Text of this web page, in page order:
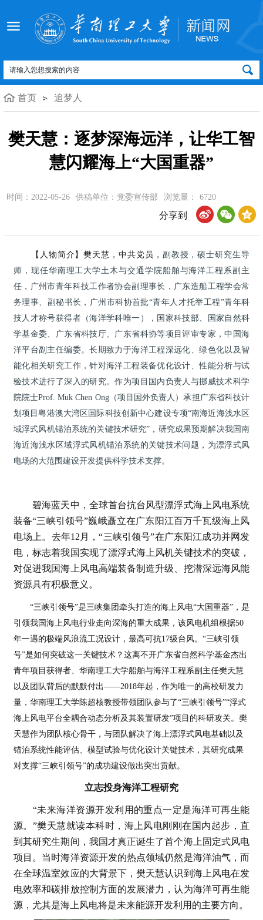
首页 追梦人
樊天慧：逐梦深海远洋，让华工智
慧闪耀海上“大国重器”
时间：2022-05-26 供稿单位：党委宣传部 浏览量： 6720
分享到
【人物简介】樊天慧，中共党员， 副教授 ，硕士研究生导
师， 现任华南理工大学土木与交通学院船舶与海洋工程系 副主
任 ， 广州市青年科技工作者协会副理事长 ， 广东造船工程学会常
务理事
副秘书长，广州市科协首批“青年人才托举工程”青年科
技人才称号获得者（海洋学科唯一）， 国家科技部
国家自然科
学基金委、广东省科技厅、广东省科协等项目评审专家，中国海
洋平台副主任编委。长期致力于海洋工程深远化、绿色化以及智
能化相关研究工作，针对海洋工程装备优化设计、性能分析与试
验技术进行了深入的研究。作为项目国内负责人与挪威技术科学
院院士Prof . Muk Chen Ong（项目国外负责人 ）承担 广东省科技计
划项目粤港澳大湾区国际科技创新中心建设专项“南海近海浅水区
域浮式风机锚泊系统的关键技术研究” ， 研究成果预期解决我国南
海近海浅水区域浮式风机锚泊系统的关键技术问题 ， 为漂浮式风
电场的大范围建设开发提供科学技术支撑。
碧海蓝天中，全球首台抗台风型漂浮式海上风电系统
装备“三峡引领号”巍峨矗立在广东阳江百万千瓦级海上风
电场上。去年12月，“三峡引领号”在广东阳江成功并网发
电，标志着我国实现了漂浮式海上风机关键技术的突破，
对促进我国海上风电高端装备制造升级、挖潜深远海风能
资源具有积极意义。
“三峡引领号”是三峡集团牵头打造的海上风电“大国重器”，是
引领我国海上风电行业走向深海的重大成果，该风电机组根据50
年一遇的极端风浪流工况设计，最高可抗17级台风。“三峡引领
号”是如何突破这一关键技术？这离不开广东省自然科学基金杰出
青年项目获得者、华南理工大学船舶与海洋工程系副主任樊天慧
以及团队背后的默默付出——2018年起，作为唯一的高校研发力
量，华南理工大学陈超核教授带领团队参与了“三峡引领号”“浮式
海上风电平台全耦合动态分析及其装置研发”项目的科研攻关。樊
天慧作为团队核心骨干，与团队解决了海上漂浮式风电基础以及
锚泊系统性能评估、模型试验与优化设计关键技术，其研究成果
对支撑“三峡引领号”的成功建设做出突出贡献。
立志投身海洋工程研究
“未来海洋资源开发利用的重点一定是海洋可再生能
源。”樊天慧就读本科时，海上风电刚刚在国内起步，直
到其研究生期间，我国才真正诞生了首个海上固定式风电
项目。当时海洋资源开发的热点领域仍然是海洋油气，而
在全球温室效应的大背景下，樊天慧认识到海上风电在发
电效率和碳排放控制方面的发展潜力，认为海洋可再生能
源，尤其是海上风电将是未来能源开发利用的主要方向。